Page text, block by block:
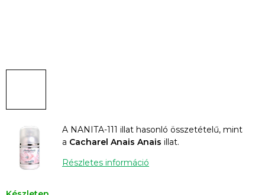
A NANITA-111 illat hasonló összetételű, mint
a Cacharel Anais Anais illat.
Részletes információ